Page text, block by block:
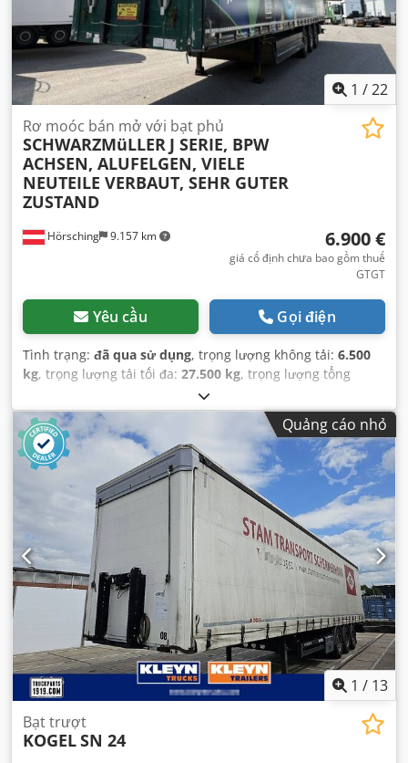
1 /22
Hörsching 9.157 km
Rơ moóc bán mở với bạt phủ
SCHWARZMüLLER J SERIE, BPW
ACHSEN, ALUFELGEN, VIELE
NEUTEILE VERBAUT, SEHR GUTER
ZUSTAND
6.900 €
giá cố định chưa bao gồm thuế
GTGT
Yêu cầu Gọi điện
Tình trạng: đã qua sử dụng, trọng lượng không tải: 6.500
kg, trọng lượng tải tối đa: 27.500 kg, trọng lượng tổng
, cấu hình trục:
01/2014, hệ thống treo:không khí, kích thước lốp xe:
385/65 R22,5 , Thiết bị: Quảng cáo nhỏ
1 / 13
Bạt trượt
KOGELSN 24